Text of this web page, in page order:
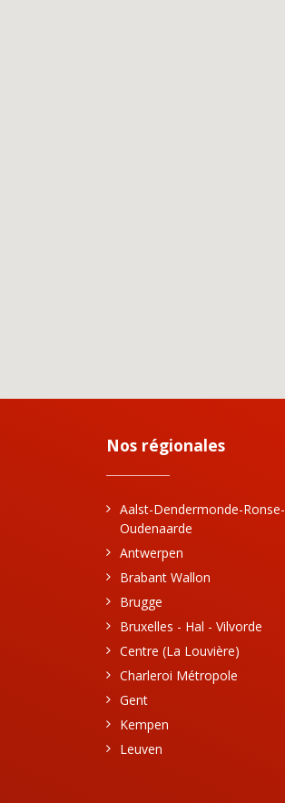
Nos régionales
Aalst-Dendermonde-Ronse-
Oudenaarde
Antwerpen
Brabant Wallon
Brugge
Bruxelles - Hal - Vilvorde
Centre (La Louvière)
Charleroi Métropole
Gent
Kempen
Leuven